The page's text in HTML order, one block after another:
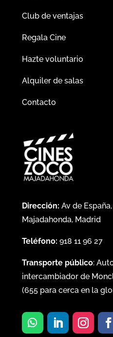
Club de ventajas
Regala Cine
Hazte voluntario
Alquiler de salas
Contacto
Dirección: Av de
Majadahonda, Madrid
Teléfono: 918 11 96 27
Transporte público:
intercambiador de
(655para cerca en la